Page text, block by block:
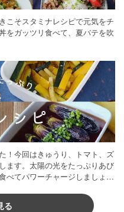
こそスタミナレシピで元気をチ
をガッツリ食べて、夏バテを吹
！今回はきゅうり、トマト、ズ
ます。太陽の光をたっぷりあび
べてパワーチャージしましょう
る